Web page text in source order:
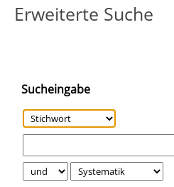
Erweiterte Suche
Sucheingabe